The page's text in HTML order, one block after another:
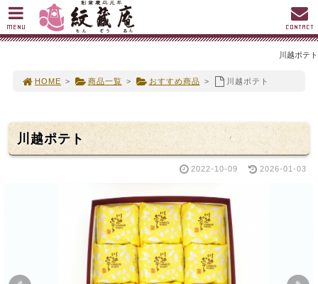
川越ポテト
HOME > 商品一覧 > おすすめ商品 > 川越ポテト
川越ポテト
2022-10-09 2026-01-03
MENU CONTACT